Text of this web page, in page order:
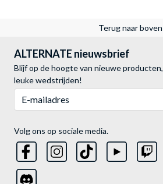
Terug naar boven
ALTERNATE nieuwsbrief
Blijf op de hoogte van nieuwe
leuke wedstrijden!
Volg ons op sociale media.